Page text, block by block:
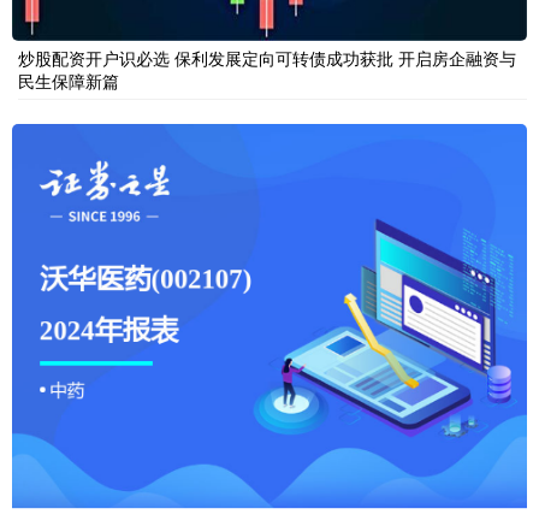
炒股配资开户识必选 保利发展定向可转债成功获批 开启房企融资与
民生保障新篇